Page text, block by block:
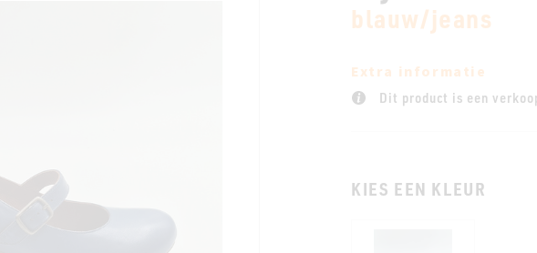
blauw/jeans
Extra informatie
Dit product is een
KIES EEN KLEUR